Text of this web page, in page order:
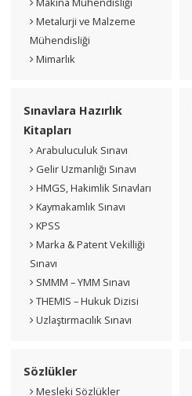
Metalurji ve Malzeme
Mühendisliği
Mimarlık
Sınavlara Hazırlık
Kitapları
Arabuluculuk Sınavı
Gelir Uzmanlığı Sınavı
HMGS, Hakimlik Sınavları
Kaymakamlık Sınavı
KPSS
Marka & Patent Vekilliği
Sınavı
SMMM – YMM Sınavı
THEMIS – Hukuk Dizisi
Uzlaştırmacılık Sınavı
Sözlükler
Mesleki Sözlükler